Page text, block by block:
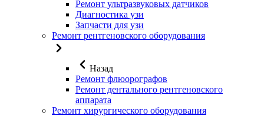
Ремонт ультразвуковых датчиков
Диагностика узи
Запчасти для узи
Ремонт рентгеновского оборудования
Назад
Ремонт флюорографов
Ремонт дентального рентгеновского
аппарата
Ремонт хирургического оборудования